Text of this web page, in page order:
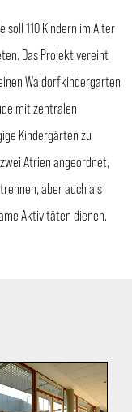
soll 110 Kindern im Alter
Das Projekt vereint
Waldorfkindergarten
mit zentralen
Kindergärten zu
Atrien angeordnet,
aber auch als
Aktivitäten dienen.